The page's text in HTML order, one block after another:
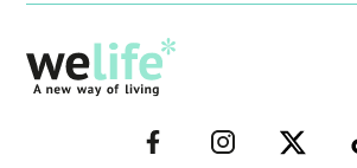
–
FACEBOOK–
–
INSTAGRAM–
–